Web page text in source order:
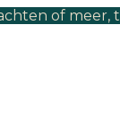
of meer,